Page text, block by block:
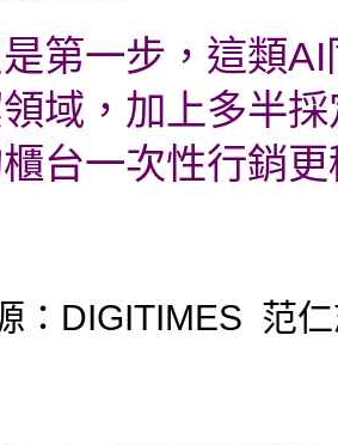
第一步，這類
域，加上多半
櫃台一次性行銷
：DIGITIMES 范